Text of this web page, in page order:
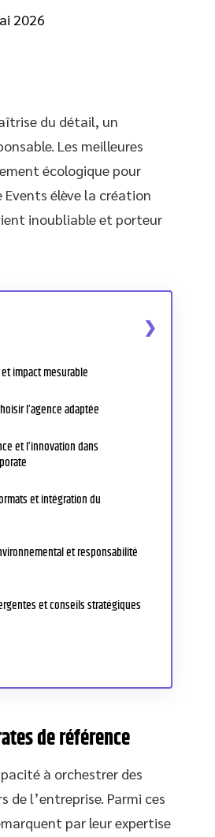
2026
du détail, un
Les meilleures
écologique pour
élève la création
inoubliable et porteur
impact mesurable
l’agence adaptée
et l’innovation dans
et intégration du
et responsabilité
et conseils stratégiques
de référence
à orchestrer des
l’entreprise. Parmi ces
par leur expertise